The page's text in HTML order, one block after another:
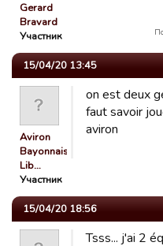
Gerard
Bravard
Участник
15/04/20 13:45
Aviron
Bayonnais
Lib…
Участник
on est deux
faut savoir
aviron
15/04/20 18:56
Tsss... j'ai 2